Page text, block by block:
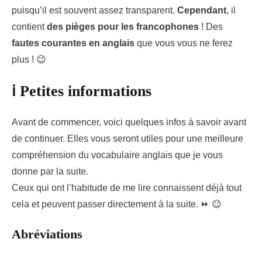
puisqu’il est souvent assez transparent. Cependant, il
contientdes pièges pour les francophones ! Des
fautes courantes en anglais que vous vous ne ferez
plus ! 😉
ℹ️ Petites informations
Avant de commencer, voici quelques infos à savoir avant
de continuer. Elles vous seront utiles pour une meilleure
compréhension du vocabulaire anglais que je vous
donne par la suite.
Ceux qui ont l’habitude de me lire connaissent déjà tout
cela et peuvent passer directement à la suite. ⏩ 😉
Abréviations